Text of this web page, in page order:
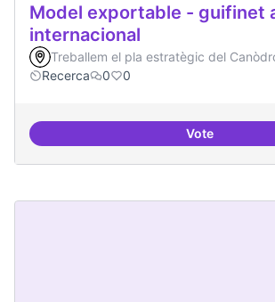
Model exportable - guifinet
internacional
Treballem el pla estratègic del
Recerca
0 0
VoteModel